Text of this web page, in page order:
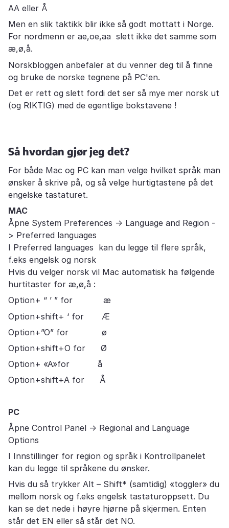
AA eller Å
Men en slik taktikk blir ikke så godt mottatt i Norge.
For nordmenn er ae,oe,aa slett ikke det samme som
æ,ø,å.
Norskbloggen anbefaler at du venner deg til å finne
og bruke de norske tegnene på PC'en.
Det er rett og slett fordi det ser så mye mer norsk ut
(og RIKTIG) med de egentlige bokstavene !
Så hvordan gjør jeg det?
For både Mac og PC kan man velge hvilket språk man
ønsker å skrive på, og så velge hurtigtastene på det
engelske tastaturet.
MAC
Åpne System Preferences -> Language and Region -
> Preferred languages
I Preferred languages kan du legge til flere språk,
f.eks engelsk og norsk
Hvis du velger norsk vil Mac automatisk ha følgende
hurtitaster for æ,ø,å :
Option+ “ ’ ” for æ
Option+shift+ ‘ for Æ
Option+”O” for ø
Option+shift+O for Ø
Option+ «A»for å
Option+shift+A for Å
PC
Åpne Control Panel -> Regional and Language
Options
I Innstillinger for region og språk i Kontrollpanelet
kan du legge til språkene du ønsker.
Hvis du så trykker Alt – Shift* (samtidig) «toggler» du
mellom norsk og f.eks engelsk tastaturoppsett. Du
kan se det nede i høyre hjørne på skjermen. Enten
står det EN eller så står det NO.